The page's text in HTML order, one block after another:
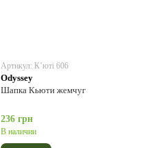
Артикул: Кʼюті 606
Odyssey
Шапка Кьюти жемчуг
236 грн
В наличии